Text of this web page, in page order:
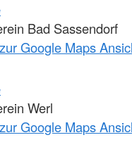
Bad Sassendorf
Google Maps
Werl
Google Maps